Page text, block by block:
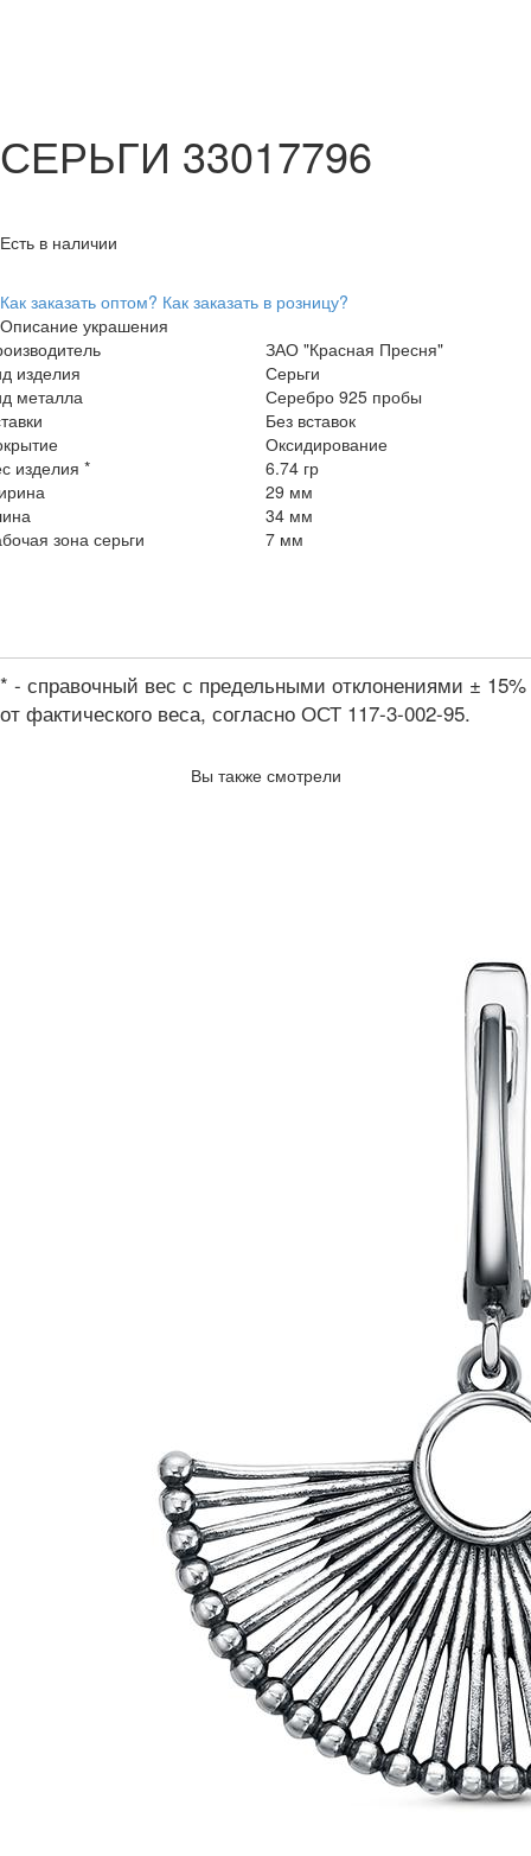
СЕРЬГИ 33017796
Есть в наличии
Как заказать оптом? Как заказать в розницу?
Описание украшения
ЗАО "Красная Пресня"
изделия
Серьги
металла
Серебро 925 пробы
Без вставок
Оксидирование
изделия *
6.74 гр
29 мм
34 мм
зона серьги
7 мм
* - справочный вес с предельными отклонениями ± 15%
от фактического веса, согласно ОСТ 117-3-002-95.
Вы также смотрели